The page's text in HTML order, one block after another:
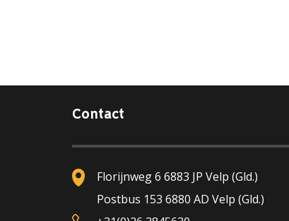
Contact
Florijnweg 6 6883 JP Velp (Gld.)
Postbus 153 6880 AD Velp (Gld.)